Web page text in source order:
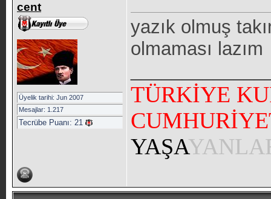
cent
Üyelik tarihi: Jun 2007
Mesajlar: 1.217
Tecrübe Puanı: 21
yazık olmuş
olmaması lazım
TÜRKİYE
YAŞA